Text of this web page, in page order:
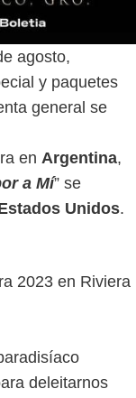
agosto,
y paquetes
general se
en Argentina,
a Mí” se
Unidos.
2023 en Riviera
deleitarnos